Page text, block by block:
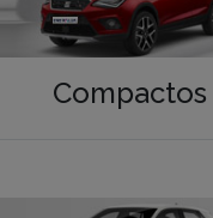
Compactos